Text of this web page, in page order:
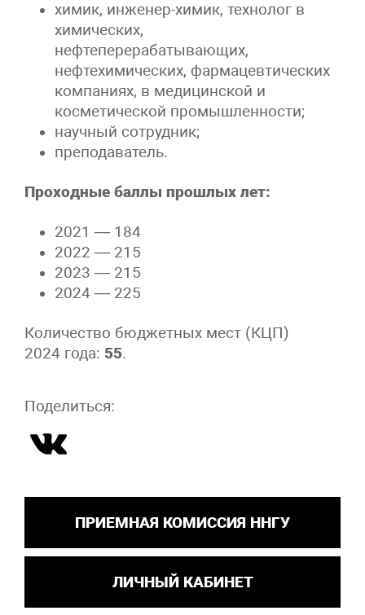
химик, инженер-химик, технолог в
химических,
нефтеперерабатывающих,
нефтехимических, фармацевтических
компаниях, в медицинской и
косметической промышленности;
научный сотрудник;
преподаватель.
Проходные баллы прошлых лет:
2021 — 184
2022 — 215
2023 — 215
2024 — 225
Количество бюджетных мест (КЦП)
2024 года: 55.
Поделиться:
ПРИЕМНАЯ КОМИССИЯ ННГУ
ЛИЧНЫЙ КАБИНЕТ